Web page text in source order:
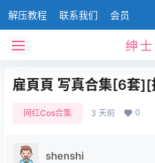
解压教程 联系我们 会员
绅
雇頁頁 写真合集[6套][
网红Cos合集 3 天前 0
shenshi